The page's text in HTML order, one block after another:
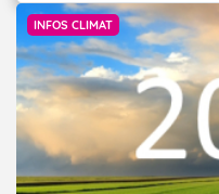
°C) et +1,9 °C pour la
rapport à la période
ressources.
INFOS CLIMAT
GettyImages